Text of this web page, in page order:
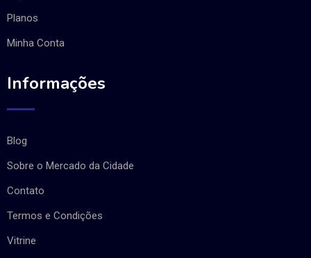
Planos
Minha Conta
Informações
Blog
Sobre o Mercado da Cidade
Contato
Termos e Condições
Vitrine